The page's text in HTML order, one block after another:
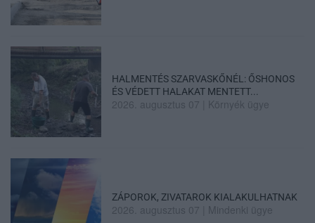
HALMENTÉS SZARVASKŐNÉL: ŐSHONOS
ÉS VÉDETT HALAKAT MENTETT...
2026. augusztus 07 Környék ügye
ZÁPOROK, ZIVATAROK KIALAKULHATNAK
2026. augusztus 07 Mindenki ügye